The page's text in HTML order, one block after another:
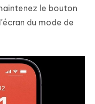
le bouton
du mode de